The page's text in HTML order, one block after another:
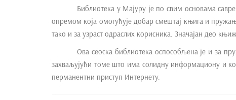
Библиотека у Мајуру је по свим основама
опремом која омогућује добар смештај књига и
тако и за узраст одраслих корисника. Значајан део
Ова сеоска библиотека оспособљена је и за
захваљујући томе што има солидну информациону и
перманентни приступ Интернету.